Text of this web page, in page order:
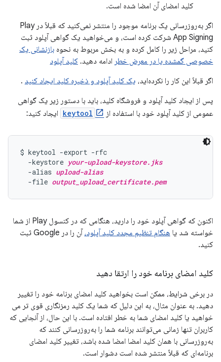
کلید امضای آن امضا شده است.
اگر به‌روزرسانی یک برنامه موجود را منتشر نمی‌کنید که قبلاً در Play
App Signing شرکت کرده است، و می‌خواهید یک گواهی آپلود ثبت
کنید، مراحل زیر را کامل کرده و به بخش مربوط به نحوه بازنشانی یک
خصوصی گمشده یا در معرض خطر ادامه دهید. کلید آپلود
اگر قبلاً این کار را نکرده‌اید، یک کلید آپلود و ذخیره کلید ایجاد کنید .
پس از ایجاد کلید آپلود و فروشگاه کلید، باید با دستور زیر یک گواهی
عمومی از کلید آپلود خود با استفاده از
keytool ایجاد کنید:
$ keytool -export -rfc
  -keystore
your-upload-keystore.jks
  -alias
upload-alias
  -file
output_upload_certificate.pem
اکنون که گواهی آپلود خود را دارید، هنگامی که در کنسول Play از شما
خواسته شد یا هنگام تنظیم مجدد کلید آپلود،
آن را در Google ثبت
کنید.
کلید امضای برنامه خود را ارتقا دهید
در برخی شرایط، ممکن است بخواهید کلید امضای برنامه خود را تغییر
دهید. به عنوان مثال، به این دلیل که شما یک کلید رمزنگاری قوی تر می
خواهید یا کلید امضای شما به خطر افتاده است. با این حال، از آنجایی که
کاربران تنها زمانی می‌توانند برنامه شما را به‌روزرسانی کنند که
به‌روزرسانی با همان کلید امضا امضا شده باشد، تغییر کلید امضای
برنامه‌ای که قبلاً منتشر شده است دشوار است.